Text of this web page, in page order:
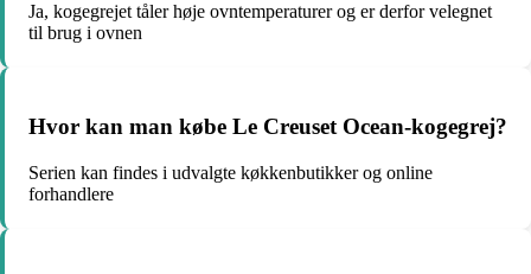
Ja, kogegrejet tåler høje ovntemperaturer og er derfor velegnet
til brug i ovnen
Hvor kan man købe Le Creuset Ocean-kogegrej?
Serien kan findes i udvalgte køkkenbutikker og online
forhandlere